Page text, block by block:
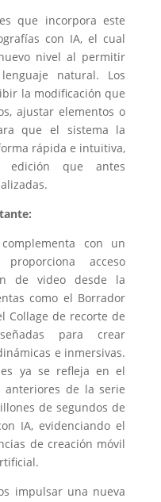
que incorpora este
con IA, el cual
nivel al permitir
natural. Los
la modificación que
ajustar elementos o
que el sistema la
rápida e intuitiva,
edición que antes
con un
acceso
de video desde la
como el Borrador
Collage de recorte de
para crear
e inmersivas.
ya se refleja en el
anteriores de la serie
de segundos de
IA, evidenciando el
de creación móvil
impulsar una nueva